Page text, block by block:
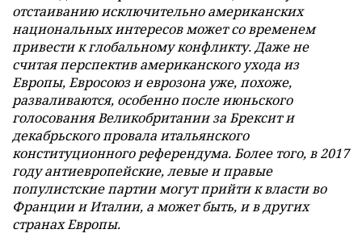
отстаиванию исключительно американских
национальных интересов может со временем
привести к глобальному конфликту. Даже не
считая перспектив американского ухода из
Европы, Евросоюз и еврозона уже, похоже,
разваливаются, особенно после июньского
голосования Великобритании за Брексит и
декабрьского провала итальянского
конституционного референдума. Более того, в 2017
году антиевропейские, левые и правые
популистские партии могут прийти к власти во
Франции и Италии, а может быть, и в других
странах Европы.